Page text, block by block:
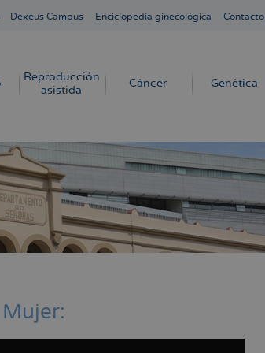
Dexeus Campus Enciclopedia ginecológica Contacto
Reproducción
asistida
Cáncer Genética